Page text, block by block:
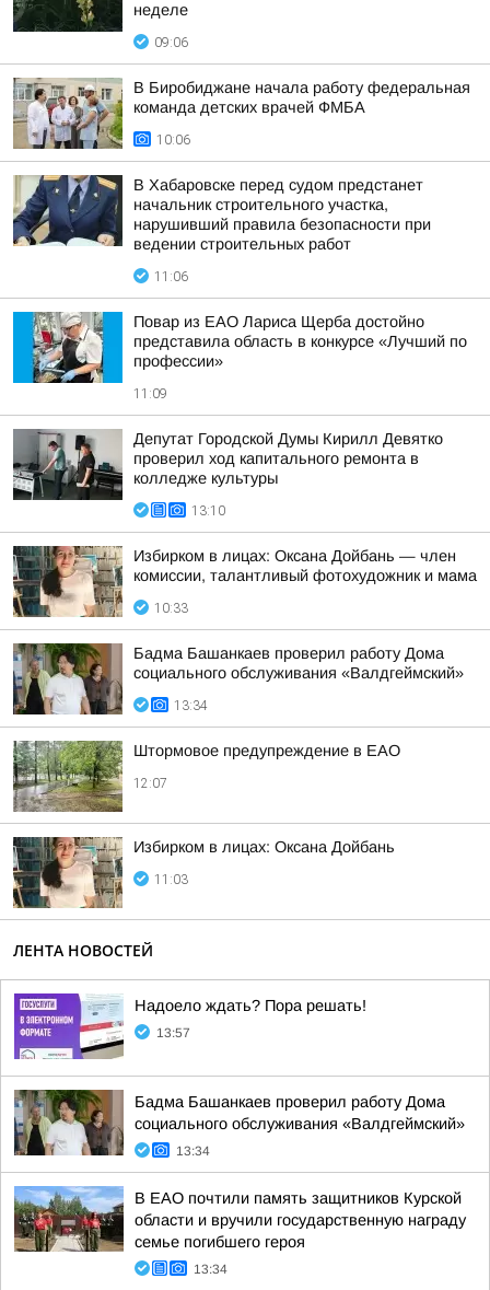
неделе
09:06
В Биробиджане начала работу федеральная
команда детских врачей ФМБА
10:06
В Хабаровске перед судом предстанет
начальник строительного участка,
нарушивший правила безопасности при
ведении строительных работ
11:06
Повар из ЕАО Лариса Щерба достойно
представила область в конкурсе «Лучший по
профессии»
11:09
Депутат Городской Думы Кирилл Девятко
проверил ход капитального ремонта в
колледже культуры
13:10
Избирком в лицах: Оксана Дойбань — член
комиссии, талантливый фотохудожник и мама
10:33
Бадма Башанкаев проверил работу Дома
социального обслуживания «Валдгеймский»
13:34
Штормовое предупреждение в ЕАО
12:07
Избирком в лицах: Оксана Дойбань
11:03
ЛЕНТА НОВОСТЕЙ
Надоело ждать? Пора решать!
13:57
Бадма Башанкаев проверил работу Дома
социального обслуживания «Валдгеймский»
13:34
В ЕАО почтили память защитников Курской
области и вручили государственную награду
семье погибшего героя
13:34